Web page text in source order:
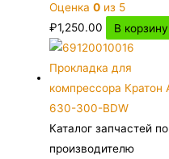
Оценка0 из 5
₽1,250.00 В корзину
Каталог запчастей по
производителю